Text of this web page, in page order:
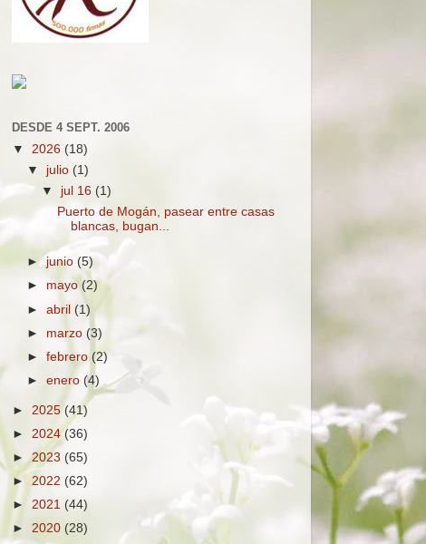
DESDE 4 SEPT. 2006
▼ 2026 (18)
▼ julio (1)
▼ jul 16 (1)
Puerto de Mogán, pasear entre casas
blancas, bugan...
►junio (5)
► mayo(2)
►abril (1)
► marzo(3)
►febrero (2)
►enero (4)
► 2025 (41)
► 2024(36)
►2023 (65)
► 2022 (62)
► 2021 (44)
► 2020 (28)